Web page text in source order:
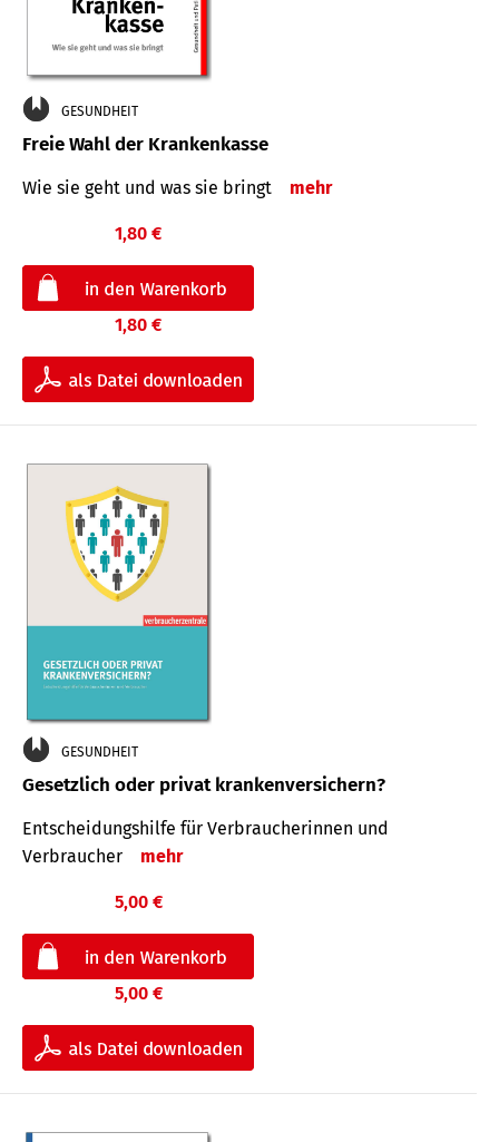
GESUNDHEIT
Freie Wahl der Krankenkasse
Wie sie geht und was sie bringt mehr
1,80 €
1,80 €
GESUNDHEIT
Gesetzlich oder privat krankenversichern?
Entscheidungshilfe für Verbraucherinnen und
Verbraucher
mehr
5,00 €
5,00 €